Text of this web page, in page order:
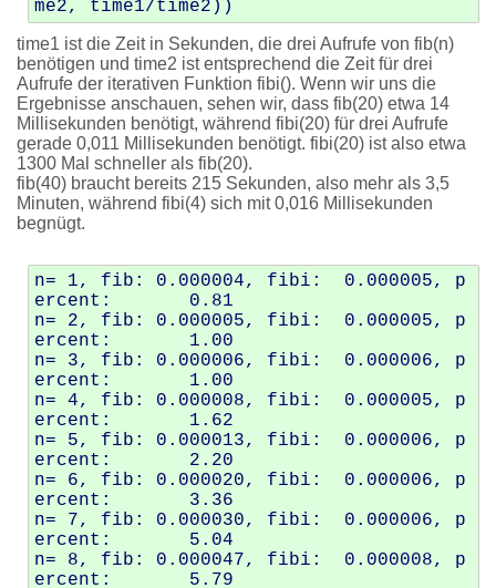
time1 ist die Zeit in Sekunden, die drei Aufrufe von fib(n)
benötigen und time2 ist entsprechend die Zeit für drei
Aufrufe der iterativen Funktion fibi(). Wenn wir uns die
Ergebnisse anschauen, sehen wir, dass fib(20) etwa 14
Millisekunden benötigt, während fibi(20) für drei Aufrufe
gerade 0,011 Millisekunden benötigt. fibi(20) ist also etwa
1300 Mal schneller als fib(20).
fib(40) braucht bereits 215 Sekunden, also mehr als 3,5
Minuten, während fibi(4) sich mit 0,016 Millisekunden
begnügt.
n= 1, fib: 0.000004, fibi:  0.000005, p
ercent:       0.81
n= 2, fib: 0.000005, fibi:  0.000005, p
ercent:       1.00
n= 3, fib: 0.000006, fibi:  0.000006, p
ercent:       1.00
n= 4, fib: 0.000008, fibi:  0.000005, p
ercent:       1.62
n= 5, fib: 0.000013, fibi:  0.000006, p
ercent:       2.20
n= 6, fib: 0.000020, fibi:  0.000006, p
ercent:       3.36
n= 7, fib: 0.000030, fibi:  0.000006, p
ercent:       5.04
n= 8, fib: 0.000047, fibi:  0.000008, p
ercent:       5.79